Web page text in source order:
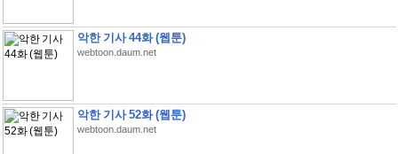
악한 기사 44화 (웹툰)
webtoon.daum.net
악한 기사 52화 (웹툰)
webtoon.daum.net